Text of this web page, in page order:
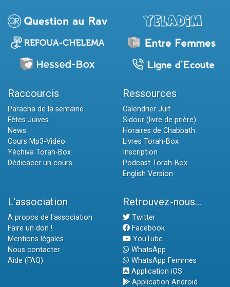
Raccourcis
Paracha de la semaine
Fêtes Juives
News
Cours Mp3-Vidéo
Yéchiva Torah-Box
Dédicacer un cours
Ressources
Calendrier Juif
Sidour (livre de prière)
Horaires de Chabbath
Livres Torah-Box
Inscription
Podcast Torah-Box
English Version
L'association
A propos de l'association
Faire un don !
Mentions légales
Nous contacter
Aide (FAQ)
Retrouvez-nous...
Twitter
Facebook
YouTube
WhatsApp
WhatsApp Femmes
Application iOS
Application Android